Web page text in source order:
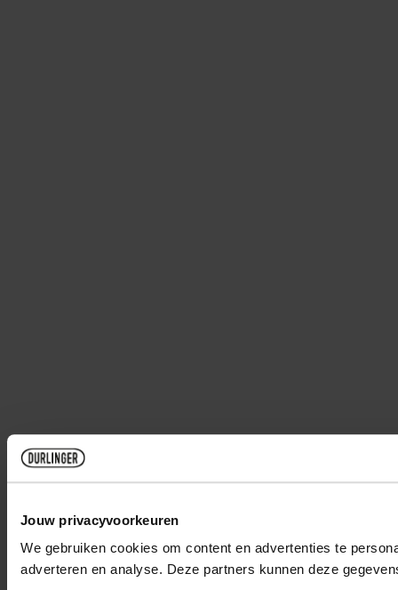
Jouw privacyvoorkeuren
We gebruiken cookies om content en advertenties te
adverteren en analyse. Deze partners kunnen deze